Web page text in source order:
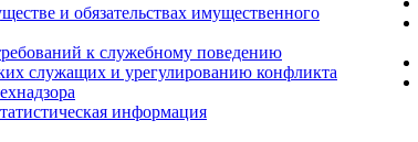
и обязательствах имущественного
к служебному поведению
служащих и урегулированию конфликта
информация